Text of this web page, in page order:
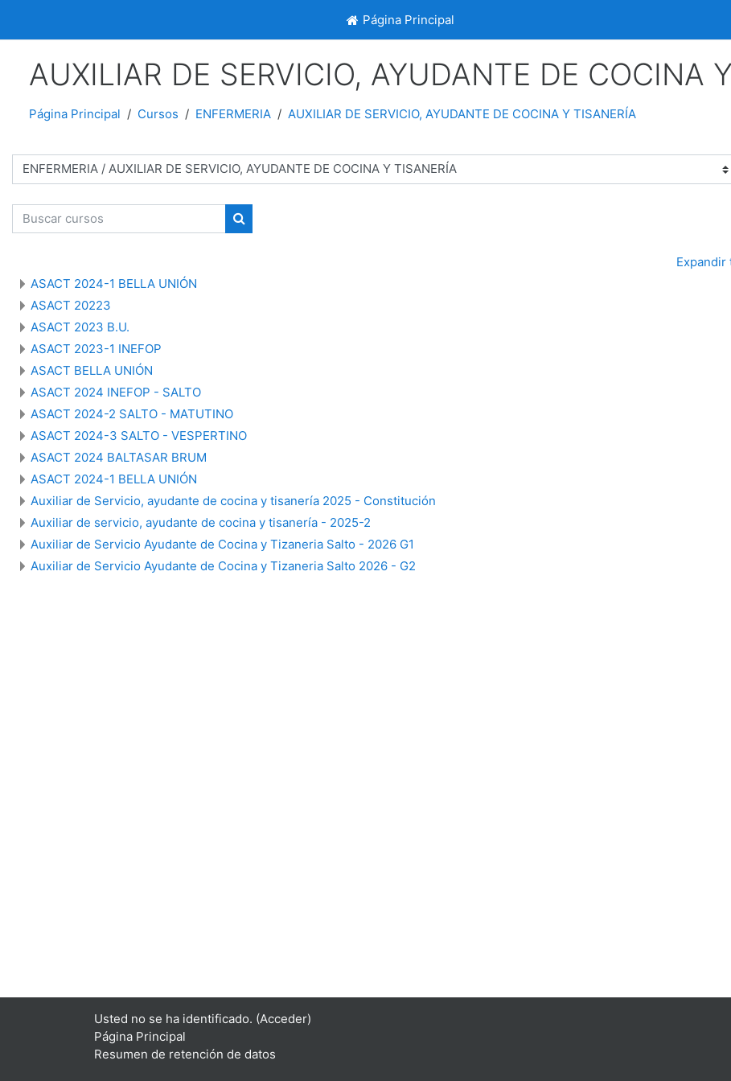
Página Principal
Página Principal
AUXILIAR DE SERVICIO, AYUDANTE DE COCINA
Página Principal Cursos ENFERMERIA AUXILIAR DE SERVICIO, AYUDANTE DE COCINA Y TISANERÍA
Buscar cursos
Buscar cursos
Expandir
ASACT 2024-1 BELLA UNIÓN
ASACT 20223
ASACT 2023 B.U.
ASACT 2023-1 INEFOP
ASACT BELLA UNIÓN
ASACT 2024 INEFOP - SALTO
ASACT 2024-2 SALTO - MATUTINO
ASACT 2024-3 SALTO - VESPERTINO
ASACT 2024 BALTASAR BRUM
ASACT 2024-1 BELLA UNIÓN
Auxiliar de Servicio, ayudante de cocina y tisanería 2025 - Constitución
Auxiliar de servicio, ayudante de cocina y tisanería - 2025-2
Auxiliar de Servicio Ayudante de Cocina y Tizaneria Salto - 2026 G1
Auxiliar de Servicio Ayudante de Cocina y Tizaneria Salto 2026 - G2
Usted no se ha identificado. (Acceder)
Página Principal
Resumen de retención de datos